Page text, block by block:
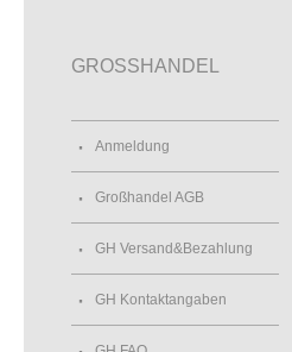
GROSSHANDEL
Anmeldung
Großhandel AGB
GH Versand&Bezahlung
GH Kontaktangaben